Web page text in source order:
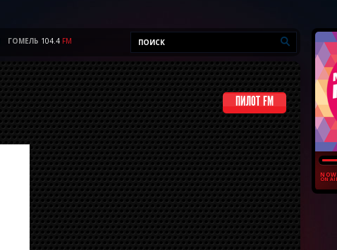
ГОМЕЛЬ 104.4FM
ПИЛОТ FM
NOW
ON